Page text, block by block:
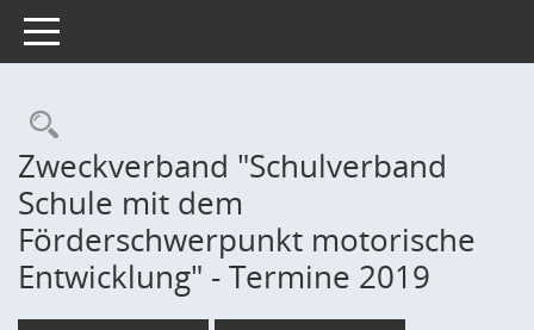
Toggle navigation
Rechercheauswahl
Zweckverband "Schulverband
Schule mit dem
Förderschwerpunkt motorische
Entwicklung" - Termine 2019